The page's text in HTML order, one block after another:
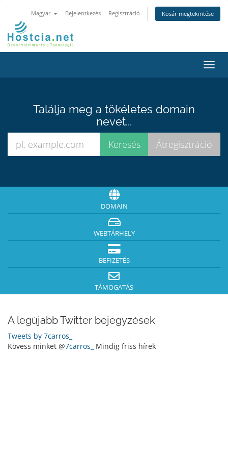
Magyar Bejelentkezés Regisztráció Kosár megtekintése
a
Találja meg a tökéletes domain
nevet...
DOMAIN
WEBTÁRHELY
BEFIZETÉS
TÁMOGATÁS
A legújabb Twitter bejegyzések
Tweets by 7carros_
Kövess minket @7carros_ Mindig friss hírek